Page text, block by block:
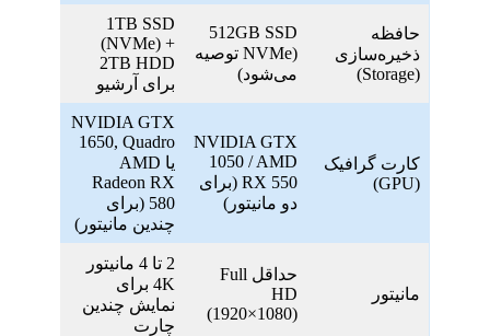
حافظه
ذخیره‌سازی
(Storage)
512GB SSD
(NVMe توصیه
می‌شود)
1TB SSD
(NVMe) +
2TB HDD
برای آرشیو
کارت گرافیک
(GPU)
NVIDIA GTX
1050 / AMD
RX 550 (برای
دو مانیتور)
NVIDIA GTX
1650, Quadro
یا AMD
Radeon RX
580 (برای
چندین مانیتور)
مانیتور
حداقل Full
HD
(1920×1080)
2 تا 4 مانیتور
4K برای
نمایش چندین
چارت